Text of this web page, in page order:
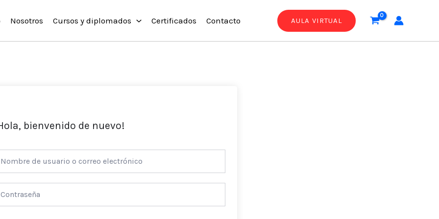
Nosotros Cursos y diplomados Certificados Contacto AULA VIRTUAL
bienvenido de nuevo!